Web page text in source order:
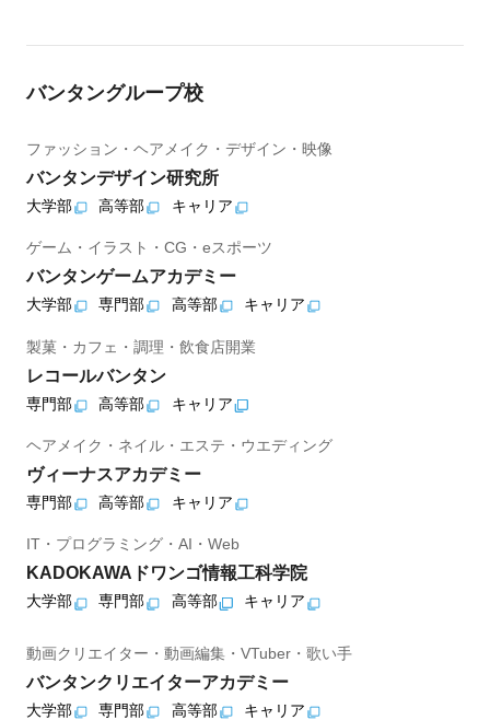
バンタングループ校
ファッション・ヘアメイク・デザイン・映像
バンタンデザイン研究所
大学部 高等部 キャリア
ゲーム・イラスト・CG・eスポーツ
バンタンゲームアカデミー
大学部 専門部 高等部 キャリア
製菓・カフェ・調理・飲食店開業
レコールバンタン
専門部 高等部 キャリア
ヘアメイク・ネイル・エステ・ウエディング
ヴィーナスアカデミー
専門部 高等部 キャリア
IT・プログラミング・AI・Web
KADOKAWAドワンゴ情報工科学院
大学部 専門部 高等部 キャリア
動画クリエイター・動画編集・VTuber・歌い手
バンタンクリエイターアカデミー
大学部 専門部 高等部 キャリア